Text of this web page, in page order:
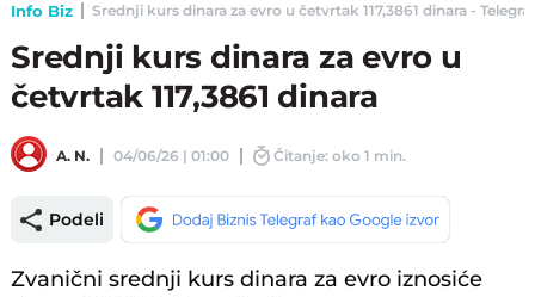
Info Biz Srednji kurs dinara za evro u četvrtak 117,3861 dinara -
Srednji kurs dinara za evro u
četvrtak 117,3861 dinara
A. N. 04/06/26 | 01:00 Čitanje: oko 1 min.
Podeli
Zvanični srednji kurs dinara za evro iznosiće